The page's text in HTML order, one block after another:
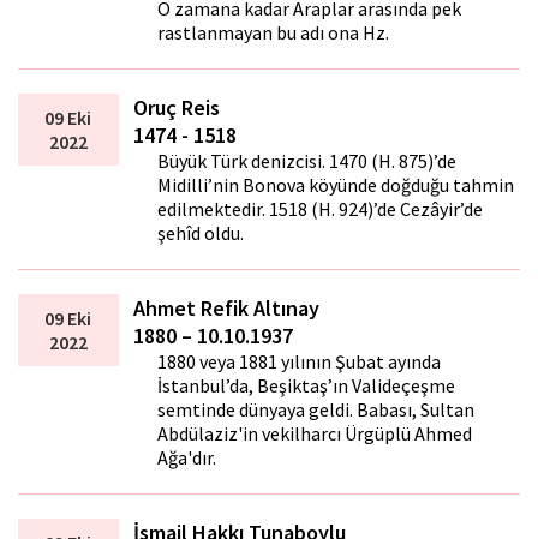
O zamana kadar Araplar arasında pek
rastlanmayan bu adı ona Hz.
09 Eki
2022
Oruç Reis
1474 - 1518
Büyük Türk denizcisi. 1470 (H. 875)’de
Midilli’nin Bonova köyünde doğduğu tahmin
edilmektedir. 1518 (H. 924)’de Cezâyir’de
şehîd oldu.
09 Eki
2022
Ahmet Refik Altınay
1880 – 10.10.1937
1880 veya 1881 yılının Şubat ayında
İstanbul’da, Beşiktaş’ın Valideçeşme
semtinde dünyaya geldi. Babası, Sultan
Abdülaziz'in vekilharcı Ürgüplü Ahmed
Ağa'dır.
İsmail Hakkı Tunaboylu